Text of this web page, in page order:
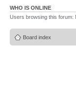
WHO IS ONLINE
Users browsing this forum:
Board index